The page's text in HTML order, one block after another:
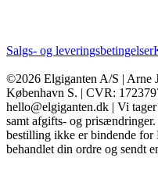
Salgs- og leveringsbetingelser
©2026 Elgiganten A/S | Arne
København S. | CVR:
hello@elgiganten.dk | Vi
samt afgifts- og
bestilling ikke er bindende
behandlet din ordre og sendt